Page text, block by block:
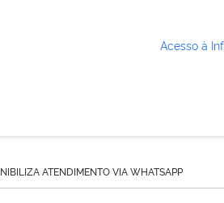
Acesso à
ATENDIMENTO VIA WHATSAPP